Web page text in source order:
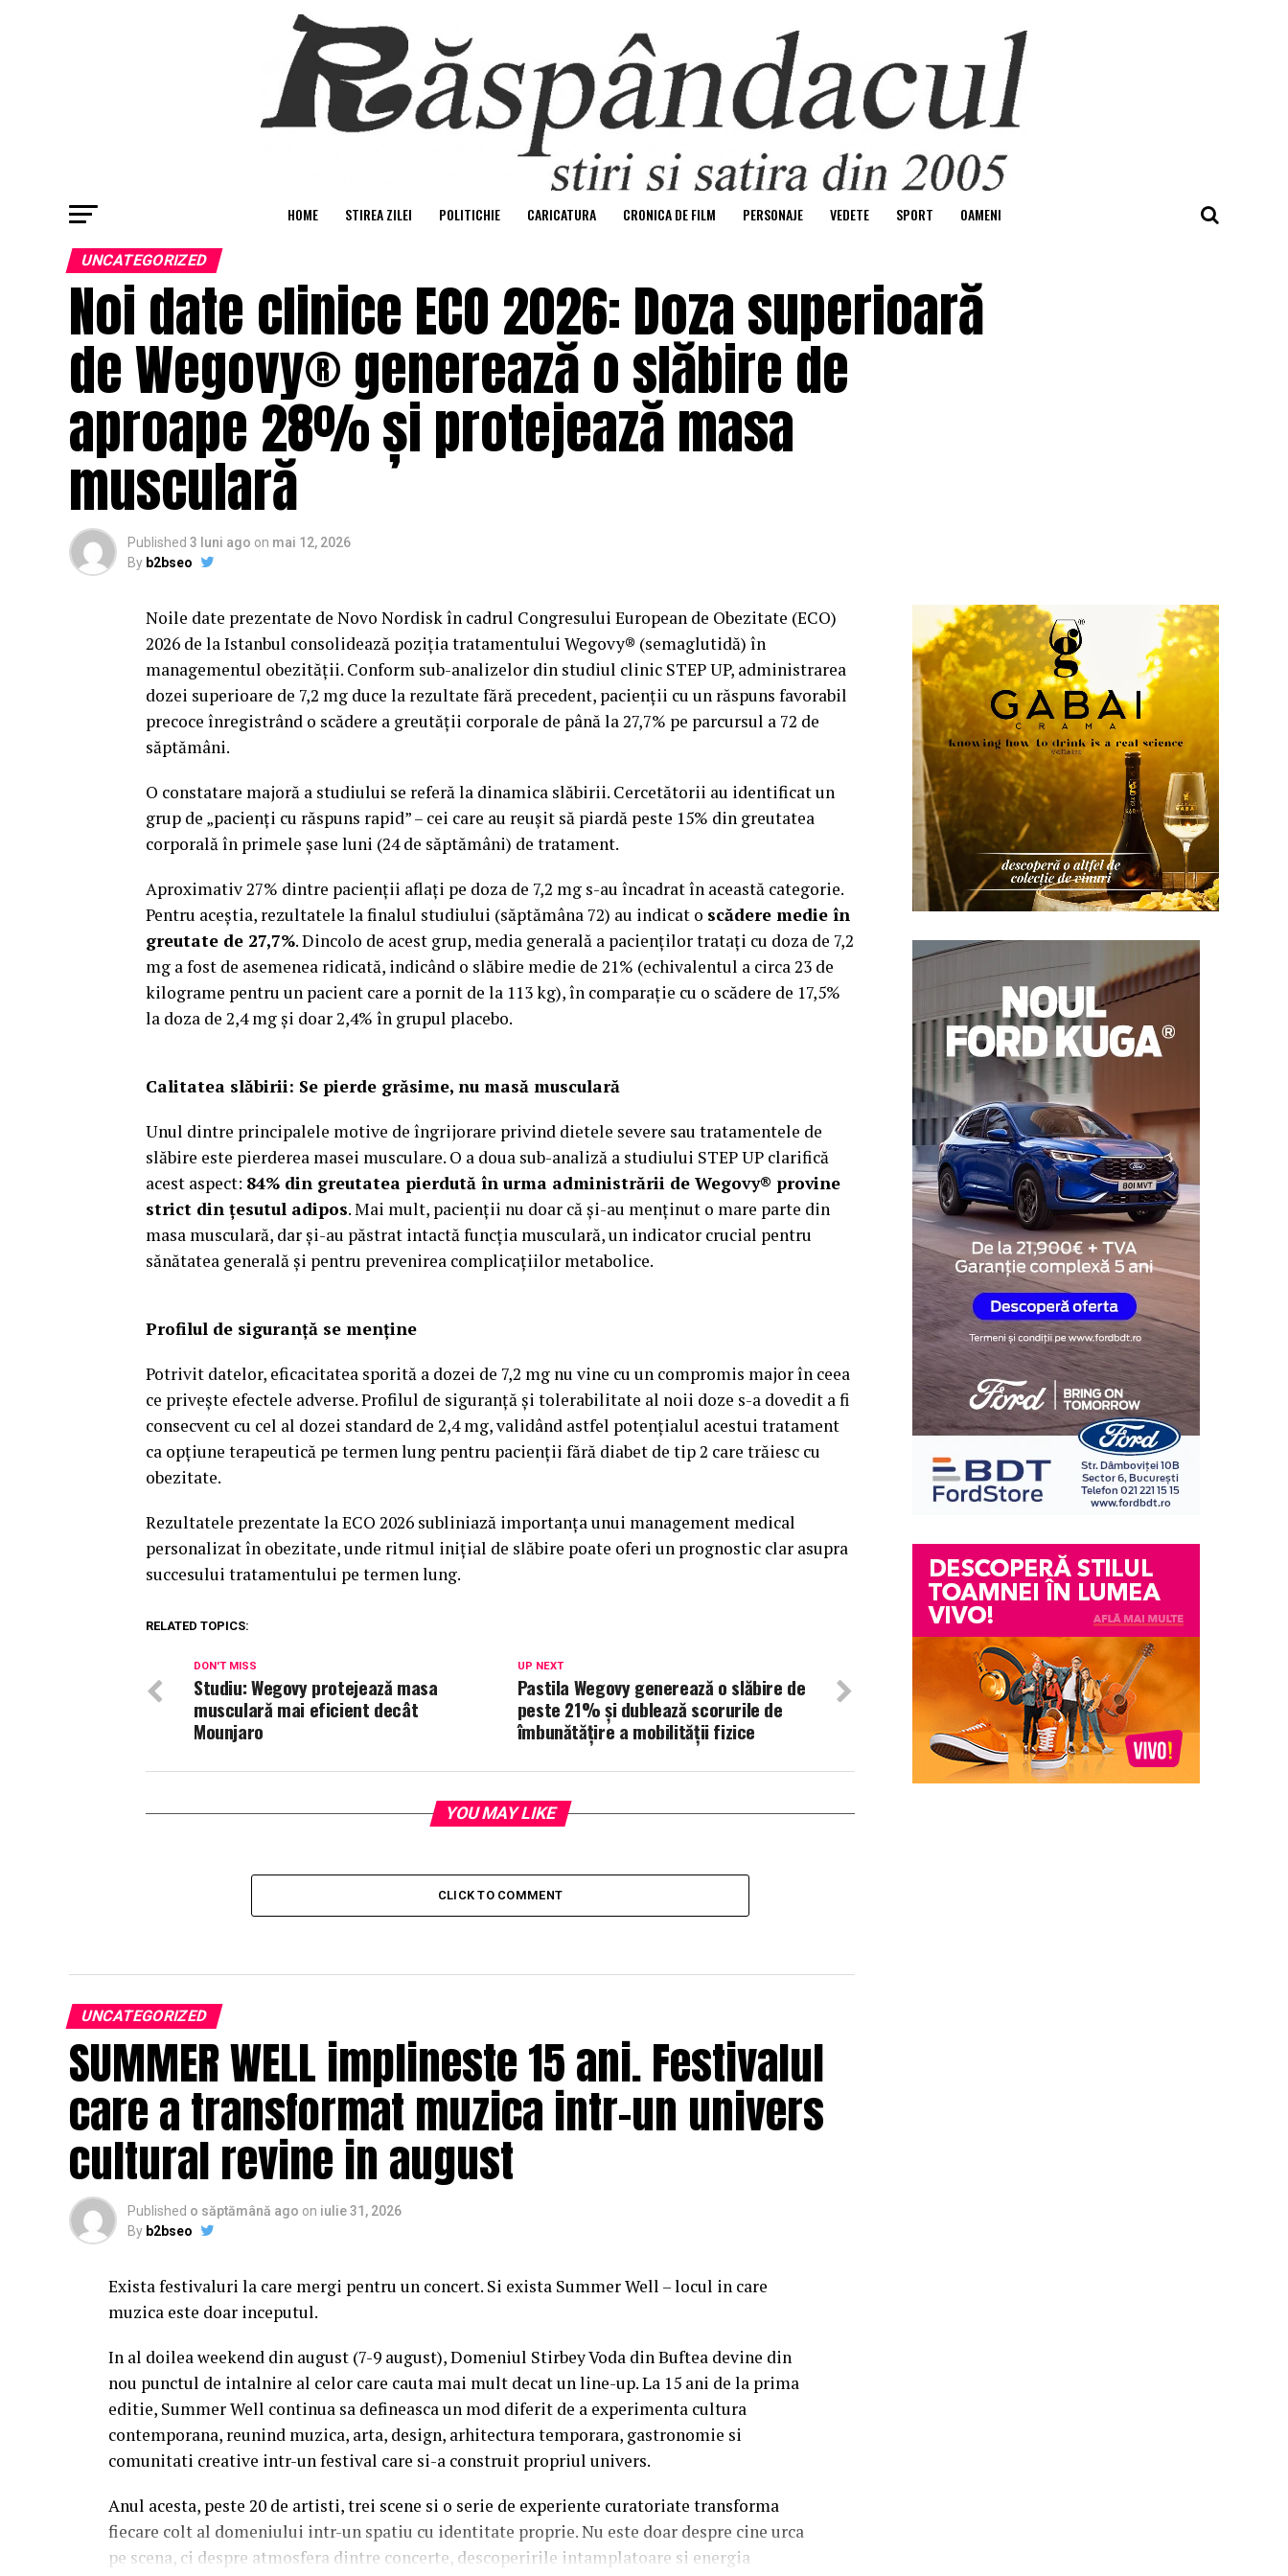
HOME STIREA ZILEI POLITICHIE CARICATURA CRONICA DE FILM PERSONAJE VEDETE SPORT OAMENI
UNCATEGORIZED
Noi date clinice ECO 2026: Doza superioară
de Wegovy® generează o slăbire de
aproape 28% și protejează masa
musculară
Published 3 luni ago on mai 12, 2026
By b2bseo
Noile date prezentate de Novo Nordisk în cadrul Congresului European de Obezitate (ECO)
2026 de la Istanbul consolidează poziția tratamentului Wegovy® (semaglutidă) în
managementul obezității. Conform sub-analizelor din studiul clinic STEP UP, administrarea
dozei superioare de 7,2 mg duce la rezultate fără precedent, pacienții cu un răspuns favorabil
precoce înregistrând o scădere a greutății corporale de până la 27,7% pe parcursul a 72 de
săptămâni.
O constatare majoră a studiului se referă la dinamica slăbirii. Cercetătorii au identificat un
grup de „pacienți cu răspuns rapid” – cei care au reușit să piardă peste 15% din greutatea
corporală în primele șase luni (24 de săptămâni) de tratament.
Aproximativ 27% dintre pacienții aflați pe doza de 7,2 mg s-au încadrat în această categorie.
Pentru aceștia, rezultatele la finalul studiului (săptămâna 72) au indicat o scădere medie în
greutate de 27,7%. Dincolo de acest grup, media generală a pacienților tratați cu doza de 7,2
mg a fost de asemenea ridicată, indicând o slăbire medie de 21% (echivalentul a circa 23 de
kilograme pentru un pacient care a pornit de la 113 kg), în comparație cu o scădere de 17,5%
la doza de 2,4 mg și doar 2,4% în grupul placebo.
Calitatea slăbirii: Se pierde grăsime, nu masă musculară
Unul dintre principalele motive de îngrijorare privind dietele severe sau tratamentele de
slăbire este pierderea masei musculare. O a doua sub-analiză a studiului STEP UP clarifică
acest aspect: 84% din greutatea pierdută în urma administrării de Wegovy® provine
strict din țesutul adipos. Mai mult, pacienții nu doar că și-au menținut o mare parte din
masa musculară, dar și-au păstrat intactă funcția musculară, un indicator crucial pentru
sănătatea generală și pentru prevenirea complicațiilor metabolice.
Profilul de siguranță se menține
Potrivit datelor, eficacitatea sporită a dozei de 7,2 mg nu vine cu un compromis major în ceea
ce privește efectele adverse. Profilul de siguranță și tolerabilitate al noii doze s-a dovedit a fi
consecvent cu cel al dozei standard de 2,4 mg, validând astfel potențialul acestui tratament
ca opțiune terapeutică pe termen lung pentru pacienții fără diabet de tip 2 care trăiesc cu
obezitate.
Rezultatele prezentate la ECO 2026 subliniază importanța unui management medical
personalizat în obezitate, unde ritmul inițial de slăbire poate oferi un prognostic clar asupra
succesului tratamentului pe termen lung.
RELATED TOPICS:
UP NEXT
Pastila Wegovy generează o slăbire de
peste 21% și dublează scorurile de
îmbunătățire a mobilității fizice
DON'T MISS
Studiu: Wegovy protejează masa
musculară mai eficient decât
Mounjaro
YOU MAY LIKE
CLICK TO COMMENT
UNCATEGORIZED
SUMMER WELL implineste 15 ani. Festivalul
care a transformat muzica intr-un univers
cultural revine in august
Published o săptămână ago on iulie 31, 2026
By b2bseo
Exista festivaluri la care mergi pentru un concert. Si exista Summer Well – locul in care
muzica este doar inceputul.
In al doilea weekend din august (7-9 august), Domeniul Stirbey Voda din Buftea devine din
nou punctul de intalnire al celor care cauta mai mult decat un line-up. La 15 ani de la prima
editie, Summer Well continua sa defineasca un mod diferit de a experimenta cultura
contemporana, reunind muzica, arta, design, arhitectura temporara, gastronomie si
comunitati creative intr-un festival care si-a construit propriul univers.
Anul acesta, peste 20 de artisti, trei scene si o serie de experiente curatoriate transforma
fiecare colt al domeniului intr-un spatiu cu identitate proprie. Nu este doar despre cine urca
pe scena, ci despre atmosfera dintre concerte, descoperirile intamplatoare si energia